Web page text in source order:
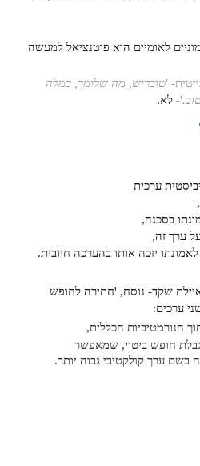
לאומיים הוא פוטנציאל למעשה
'טובריש, מה שלומך, במלה
'-לא.
ערכית
בסכנה,
ערך זה,
יזכה אותו בהערכה חיובית.
שקד- נוסח, 'חתירה לחופש
ערכים:
הנורמטיביות הכללית,
חופש ביטוי, שמאפשר
בשם ערך קולקטיבי גבוה יותר.